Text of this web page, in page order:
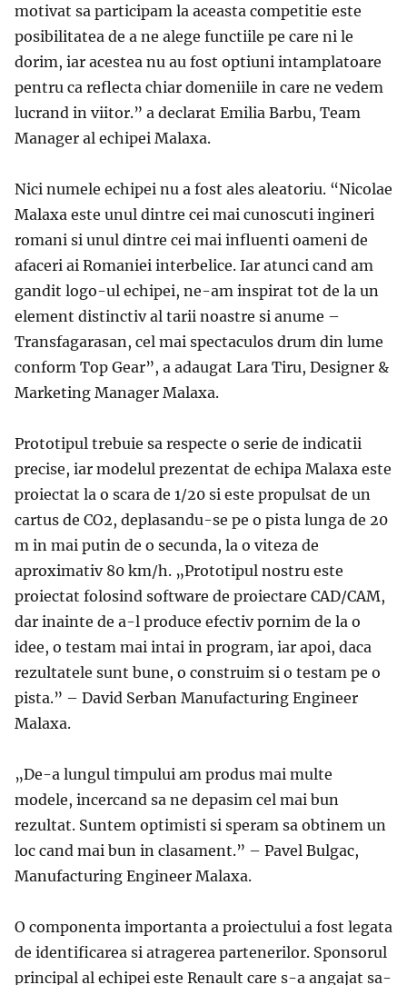
motivat sa participam la aceasta competitie este
posibilitatea de a ne alege functiile pe care ni le
dorim, iar acestea nu au fost optiuni intamplatoare
pentru ca reflecta chiar domeniile in care ne vedem
lucrand in viitor.” a declarat Emilia Barbu, Team
Manager al echipei Malaxa.
Nici numele echipei nu a fost ales aleatoriu. “Nicolae
Malaxa este unul dintre cei mai cunoscuti ingineri
romani si unul dintre cei mai influenti oameni de
afaceri ai Romaniei interbelice. Iar atunci cand am
gandit logo-ul echipei, ne-am inspirat tot de la un
element distinctiv al tarii noastre si anume –
Transfagarasan, cel mai spectaculos drum din lume
conform Top Gear”, a adaugat Lara Tiru, Designer &
Marketing Manager Malaxa.
Prototipul trebuie sa respecte o serie de indicatii
precise, iar modelul prezentat de echipa Malaxa este
proiectat la o scara de 1/20 si este propulsat de un
cartus de CO2, deplasandu-se pe o pista lunga de 20
m in mai putin de o secunda, la o viteza de
aproximativ 80 km/h. „Prototipul nostru este
proiectat folosind software de proiectare CAD/CAM,
dar inainte de a-l produce efectiv pornim de la o
idee, o testam mai intai in program, iar apoi, daca
rezultatele sunt bune, o construim si o testam pe o
pista.” – David Serban Manufacturing Engineer
Malaxa.
„De-a lungul timpului am produs mai multe
modele, incercand sa ne depasim cel mai bun
rezultat. Suntem optimisti si speram sa obtinem un
loc cand mai bun in clasament.” – Pavel Bulgac,
Manufacturing Engineer Malaxa.
O componenta importanta a proiectului a fost legata
de identificarea si atragerea partenerilor. Sponsorul
principal al echipei este Renault care s-a angajat sa-